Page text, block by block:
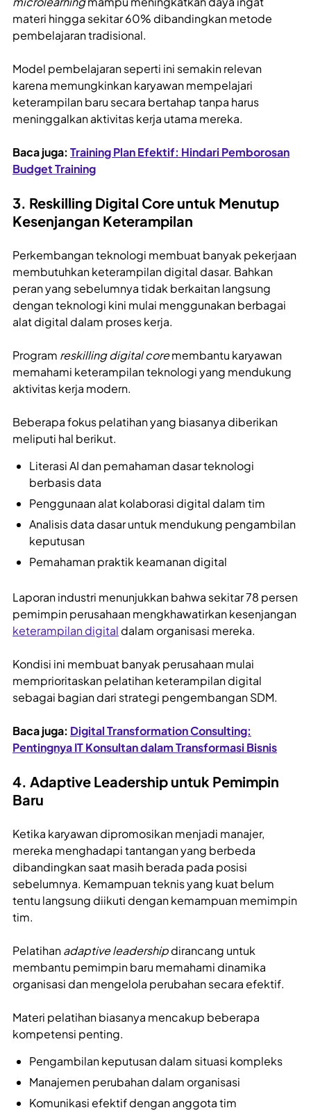
materi hingga sekitar 60% dibandingkan metode
pembelajaran tradisional.
Model pembelajaran seperti ini semakin relevan
karena memungkinkan karyawan mempelajari
keterampilan baru secara bertahap tanpa harus
meninggalkan aktivitas kerja utama mereka.
Baca juga: Training Plan Efektif: Hindari Pemborosan
Budget Training
3. Reskilling Digital Core untuk Menutup
Kesenjangan Keterampilan
Perkembangan teknologi membuat banyak pekerjaan
membutuhkan keterampilan digital dasar. Bahkan
peran yang sebelumnya tidak berkaitan langsung
dengan teknologi kini mulai menggunakan berbagai
alat digital dalam proses kerja.
Program reskilling digital coremembantu karyawan
memahami keterampilan teknologi yang mendukung
aktivitas kerja modern.
Beberapa fokus pelatihan yang biasanya diberikan
meliputi hal berikut.
Literasi AI dan pemahaman dasar teknologi
berbasis data
Penggunaan alat kolaborasi digital dalam tim
Analisis data dasar untuk mendukung pengambilan
keputusan
Pemahaman praktik keamanan digital
Laporan industri menunjukkan bahwa sekitar 78 persen
pemimpin perusahaan mengkhawatirkan kesenjangan
keterampilan digital dalam organisasi mereka.
Kondisi ini membuat banyak perusahaan mulai
memprioritaskan pelatihan keterampilan digital
sebagai bagian dari strategi pengembangan SDM.
Baca juga: Digital Transformation Consulting:
Pentingnya IT Konsultan dalam Transformasi Bisnis
4. Adaptive Leadership untuk Pemimpin
Baru
Ketika karyawan dipromosikan menjadi manajer,
mereka menghadapi tantangan yang berbeda
dibandingkan saat masih berada pada posisi
sebelumnya. Kemampuan teknis yang kuat belum
tentu langsung diikuti dengan kemampuan memimpin
tim.
Pelatihanadaptive leadershipdirancang untuk
membantu pemimpin baru memahami dinamika
organisasi dan mengelola perubahan secara efektif.
Materi pelatihan biasanya mencakup beberapa
kompetensi penting.
Pengambilan keputusan dalam situasi kompleks
Manajemen perubahan dalam organisasi
Komunikasi efektif dengan anggota tim